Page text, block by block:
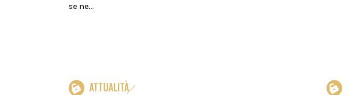
se ne...
ATTUALITÀ